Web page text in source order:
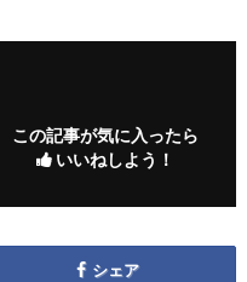
この記事が気に入ったら
いいねしよう！
シェア